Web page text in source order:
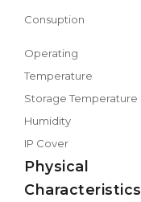
Consuption
Operating
Temperature
Storage Temperature
Humidity
IP Cover
Physical
Characteristics